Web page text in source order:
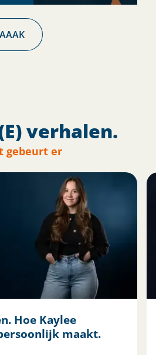
verhalen.
gebeurt er
Hoe Kaylee
maakt.